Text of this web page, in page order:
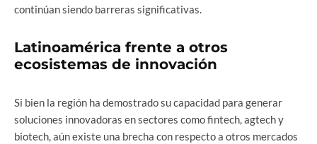
continúan siendo barreras significativas.
Latinoamérica frente a otros
ecosistemas de innovación
Si bien la región ha demostrado su capacidad para generar
soluciones innovadoras en sectores como fintech, agtech y
biotech, aún existe una brecha con respecto a otros mercados